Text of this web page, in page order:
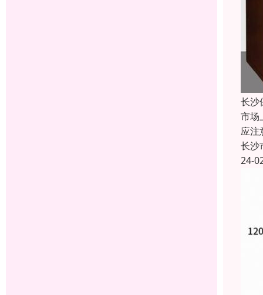
长沙
市场
应注
长沙
24-